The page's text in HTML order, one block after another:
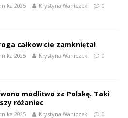
2025 Krystyna Waniczek 0
całkowicie zamknięta!
2025 Krystyna Waniczek 0
modlitwa za Polskę. Taki
różaniec
2025 Krystyna Waniczek 0